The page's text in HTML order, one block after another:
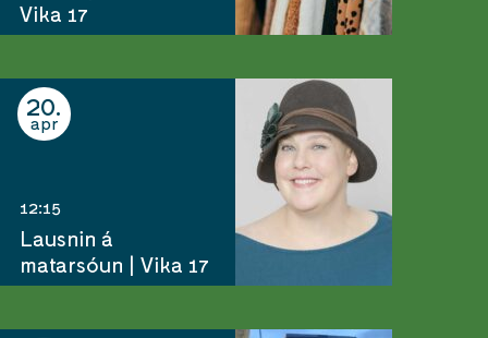
Vika 17
20
apr
12:15
Lausnin á
matarsóun | Vika 17